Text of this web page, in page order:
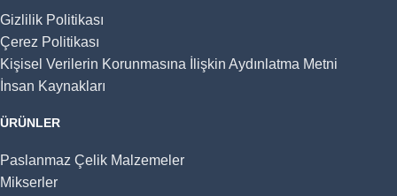
Gizlilik Politikası
Çerez Politikası
Kişisel Verilerin Korunmasına İlişkin Aydınlatma Metni
İnsan Kaynakları
ÜRÜNLER
Paslanmaz Çelik Malzemeler
Mikserler